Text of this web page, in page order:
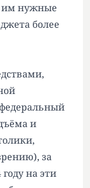
им нужные
более
и
за
на эти